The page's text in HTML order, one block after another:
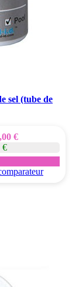
sel (tube de
€
€